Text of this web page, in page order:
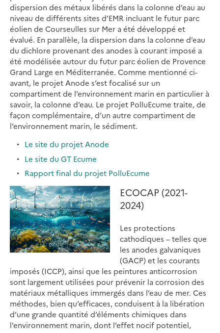
dispersion des métaux libérés dans la colonne d’eau au
niveau de différents sites d’EMR incluant le futur parc
éolien de Courseulles sur Mer a été développé et
évalué. En parallèle, la dispersion dans la colonne d’eau
du dichlore provenant des anodes à courant imposé a
été modélisée autour du futur parc éolien de Provence
Grand Large en Méditerranée. Comme mentionné ci-
avant, le projet Anode s’est focalisé sur un
compartiment de l’environnement marin en particulier à
savoir, la colonne d’eau. Le projet PolluEcume traite, de
façon complémentaire, d’un autre compartiment de
l’environnement marin, le sédiment.
Le site du projet Anode
Le site du GT Ecume
Rapport final du projet PolluEcume
ECOCAP (2021-
2024)
Les protections
cathodiques – telles que
les anodes galvaniques
(GACP) et les courants
imposés (ICCP), ainsi que les peintures anticorrosion
sont largement utilisées pour prévenir la corrosion des
matériaux métalliques immergés dans l’eau de mer. Ces
méthodes, bien qu’efficaces, conduisent à la libération
d’une grande quantité d’éléments chimiques dans
l’environnement marin, dont l’effet nocif potentiel,